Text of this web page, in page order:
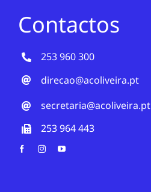
Contactos
253 960 300
direcao@acoliveira.pt
secretaria@acoliveira.pt
253 964 443